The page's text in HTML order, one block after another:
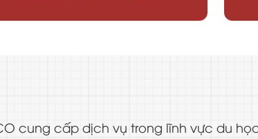
cung cấp dịch vụ trong lĩnh vực du